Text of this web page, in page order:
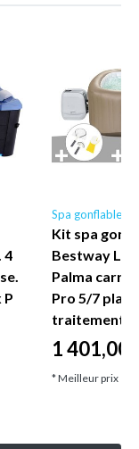
4
P
Spa gonflable
Kit spa
Bestway
Palma carré
Pro 5/7
traitement
1 401,00
* Meilleur prix